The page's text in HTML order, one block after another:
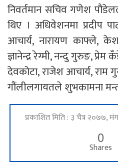
निवर्तमान सचिव गणेश
थिए । अधिवेशनमा प्रदीप
आचार्य, नारायण काफ्ले,
ज्ञानेन्द्र रेग्मी, नन्दु गुरुङ, प्रेम
देवकोटा, राजेश आचार्य, राम
गौंलीलगायतले शुभकामना
प्रकाशित मिति : ३ चैत्र
0
Shares